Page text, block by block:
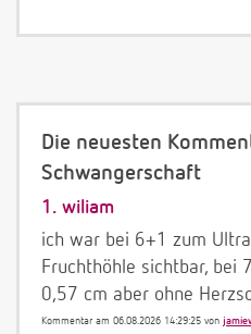
Die neuesten
Schwangerschaft
1. wiliam
ich war bei 6+1 zum
Fruchthöhle sichtbar, bei
0,57 cm aber ohne
Kommentar am 06.08.2026 14:29:25 von